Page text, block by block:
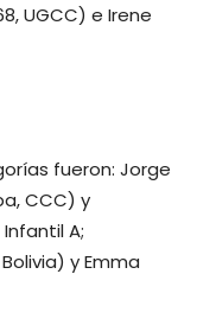
UGCC) e Irene
fueron: Jorge
CCC) y
A;
y Emma